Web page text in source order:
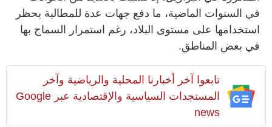
في السنوات الماضية، ما دفع جهات عدة للمطالبة بحظر
استخدامها على مستوى البلاد، رغم استمرار السماح بها
في بعض المناطق.
تابعوا آخر أخبارنا المحلية والرياضية وآخر
المستجدات السياسية والإقتصادية عبر Google
news